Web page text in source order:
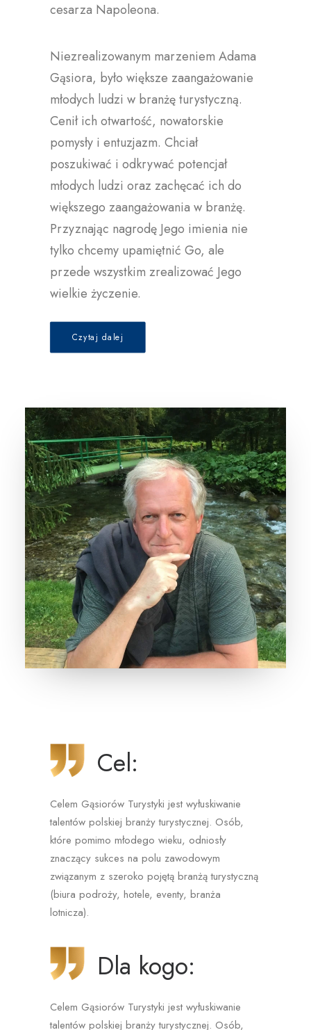
cesarza Napoleona.
Niezrealizowanym marzeniem Adama
Gąsiora, było większe zaangażowanie
młodych ludzi w branżę turystyczną.
Cenił ich otwartość, nowatorskie
pomysły i entuzjazm. Chciał
poszukiwać i odkrywać potencjał
młodych ludzi oraz zachęcać ich do
większego zaangażowania w branżę.
Przyznając nagrodę Jego imienia nie
tylko chcemy upamiętnić Go, ale
przede wszystkim zrealizować Jego
wielkie życzenie.
Czytaj dalej
Cel:
Celem Gąsiorów Turystyki jest wyłuskiwanie
talentów polskiej branży turystycznej. Osób,
które pomimo młodego wieku, odniosły
znaczący sukces na polu zawodowym
związanym z szeroko pojętą branżą turystyczną
(biura podroży, hotele, eventy, branża
lotnicza).
Dla kogo:
Celem Gąsiorów Turystyki jest wyłuskiwanie
talentów polskiej branży turystycznej. Osób,